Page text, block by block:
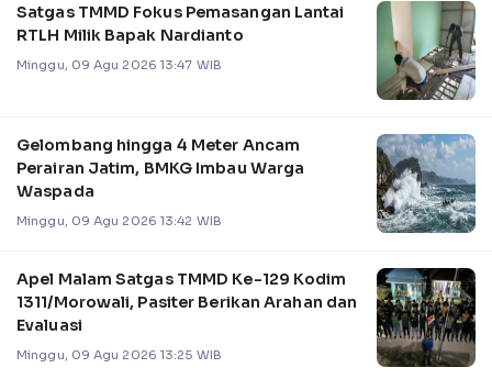
Satgas TMMD Fokus Pemasangan Lantai
RTLH Milik Bapak Nardianto
Minggu, 09 Agu 2026 13:47 WIB
Gelombang hingga 4 Meter Ancam
Perairan Jatim, BMKG Imbau Warga
Waspada
Minggu, 09 Agu 2026 13:42 WIB
Apel Malam Satgas TMMD Ke-129 Kodim
1311/Morowali, Pasiter Berikan Arahan dan
Evaluasi
Minggu, 09 Agu 2026 13:25 WIB